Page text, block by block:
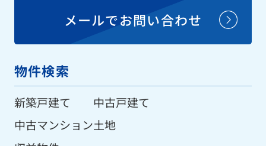
メールでお問い合わせ
物件検索
新築戸建て
中古マンション
中古戸建て
土地